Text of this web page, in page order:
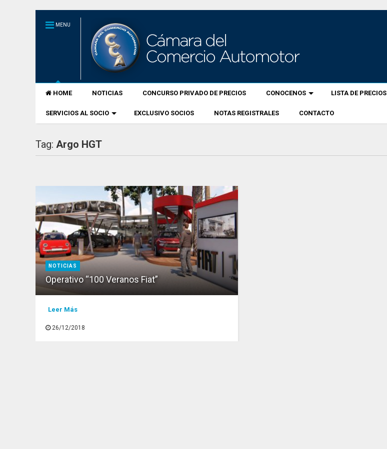
MENU
HOME NOTICIAS CONCURSO PRIVADO DE PRECIOS CONOCENOS LISTA DE PRECIOS
SERVICIOS AL SOCIO EXCLUSIVO SOCIOS NOTAS REGISTRALES CONTACTO
Tag:Argo HGT
NOTICIAS
Operativo “100 Veranos Fiat”
Leer Más
26/12/2018